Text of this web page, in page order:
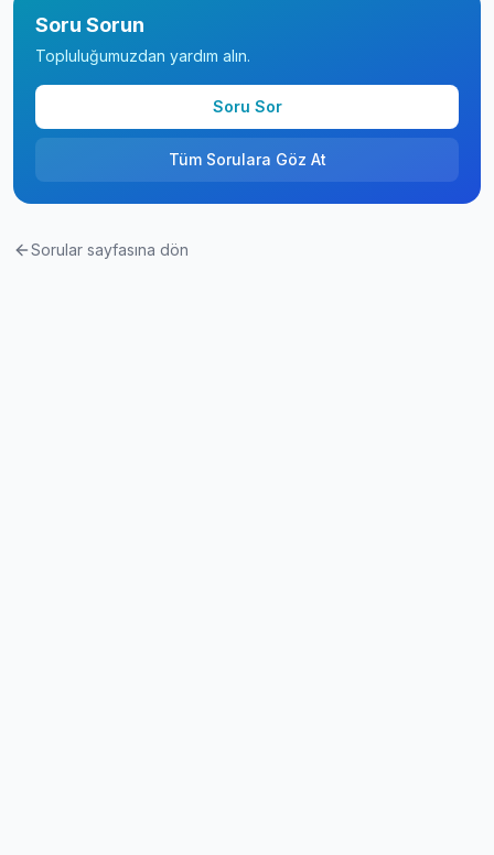
Soru Sorun
Topluluğumuzdan yardım alın.
Soru Sor
Tüm Sorulara Göz At
Sorular sayfasına dön